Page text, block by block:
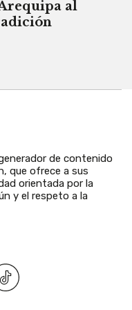
al
de contenido
que ofrece a sus
orientada por la
y el respeto a la